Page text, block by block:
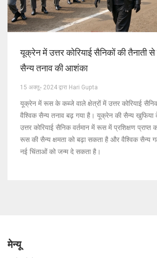
यूक्रेन में उत्तर कोरियाई सैनिकों की तैनाती
सैन्य तनाव की आशंका
15 अक्तू॰ 2024 द्वारा Hari Gupta
यूक्रेन में रूस के कब्जे वाले क्षेत्रों में उत्तर कोरियाई
वैश्विक सैन्य तनाव बढ़ गया है। यूक्रेन की सैन्य खुफिया
उत्तर कोरियाई सैनिक वर्तमान में रूस में प्रशिक्षण
रूस की सैन्य क्षमता को बढ़ा सकता है और वैश्विक सैन्य
नई चिंताओं को जन्म दे सकता है।
मेन्यू